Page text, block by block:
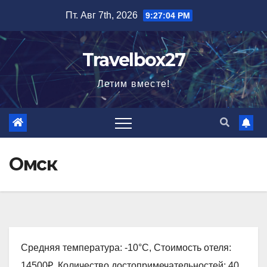
содержимому
Пт. Авг 7th, 2026 9:27:05 PM
Travelbox27
Летим вместе!
Омск
Средняя температура: -10°C, Стоимость отеля: